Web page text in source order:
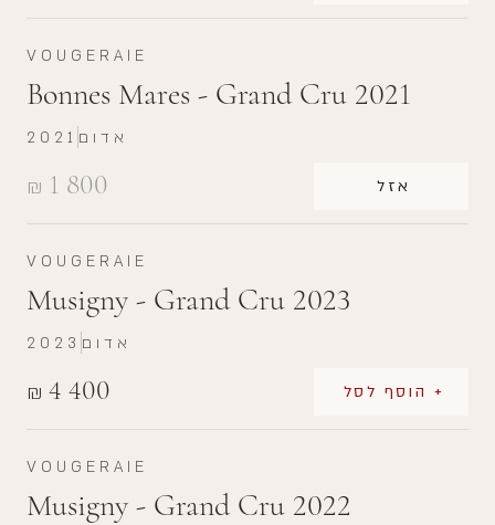
VOUGERAIE
Bonnes Mares - Grand Cru 2021
₪ 1 800 אזל
2021 אדום
VOUGERAIE
Musigny - Grand Cru 2023
₪ 4 400 + הוסף לסל
2023 אדום
VOUGERAIE
Musigny - Grand Cru 2022